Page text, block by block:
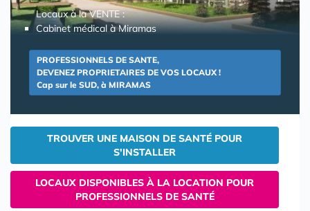
Locaux à la VENTE :
Cabinet médical à Miramas
PROFESSIONNELS DE SANTE,
DEVENEZ PROPRIETAIRES DE VOS LOCAUX !
Cap sur le SUD, à MIRAMAS
TROUVER UNE MAISON DE SANTÉ POUR
S'INSTALLER
LOCAUX DISPONIBLES À LA LOCATION POUR
PROFESSIONNELS DE SANTÉ